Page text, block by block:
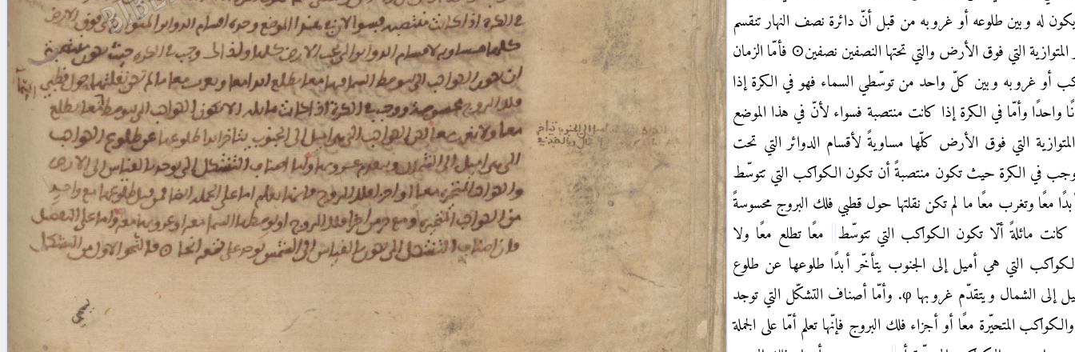
Licenses·FAQ· Contact·
Impressum·Privacy· 2013
Print 🖨
له وبين طلوعه أو غروبه من قبل أنّ دائرة نصف النهار تنقسم
المتوازية التي فوق الأرض والتي تحتها النصفين نصفين⊙ فأمّا الزمان
أو غروبه وبين كلّ واحد من توسّطي السماء فهو في الكرة إذا
واحدًا وأمّا في الكرة إذا كانت منتصبة فسواء لأنّ في هذا الموضع
التي فوق الأرض كلّها مساويةً لأقسام الدوائر التي تحت
في الكرة حيث تكون منتصبةً أن تكون الكواكب التي تتوسّط
معًا وتغرب معًا ما لم تكن نقلتها حول قطبي فلك البروج محسوسةً
مائلةً ألّا تكون الكواكب التي تتوسّط
معًا تطلع معًا ولا
التي هي أميل إلى الجنوب يتأخّر أبدًا طلوعها عن طلوع
إلى الشمال ويتقدّم غروبها φ
. وأمّا أصناف التشكّل التي توجد
والكواكب المتحيّرة معًا أو أجزاء فلك البروج فإنّها تعلم أمّا على الجملة